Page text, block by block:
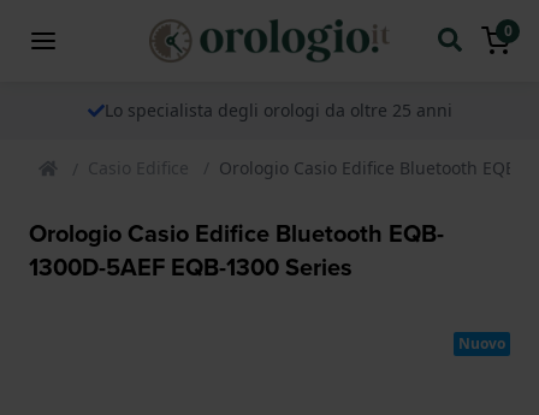
0
Lo specialista degli orologi da oltre 25 anni
Casio Edifice Orologio Casio Edifice Bluetooth EQB-
Orologio Casio Edifice Bluetooth EQB-
1300D-5AEF EQB-1300 Series
Nuovo